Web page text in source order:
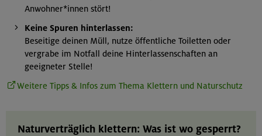
Anwohner*innen stört!
Keine Spuren hinterlassen:
Beseitige deinen Müll, nutze öffentliche Toiletten oder
vergrabe im Notfall deine Hinterlassenschaften an
geeigneter Stelle!
Weitere Tipps & Infos zum Thema Klettern und Naturschutz
Naturverträglich klettern: Was ist wo gesperrt?